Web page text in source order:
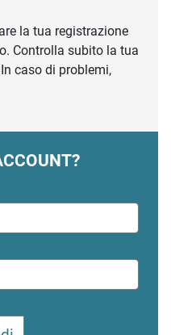
la tua registrazione
Controlla subito la tua
caso di problemi,